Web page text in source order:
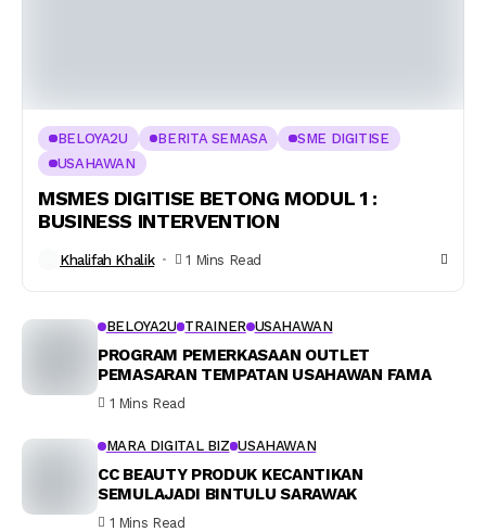
BELOYA2U BERITA SEMASA
SME DIGITISE
USAHAWAN
MSMES DIGITISE BETONG MODUL 1 :
BUSINESS INTERVENTION
Khalifah Khalik 1 Mins Read
BELOYA2U TRAINER USAHAWAN
PROGRAM PEMERKASAAN OUTLET
PEMASARAN TEMPATAN USAHAWAN FAMA
1 Mins Read
MARA DIGITAL BIZ USAHAWAN
CC BEAUTY PRODUK KECANTIKAN
SEMULAJADI BINTULU SARAWAK
1 Mins Read